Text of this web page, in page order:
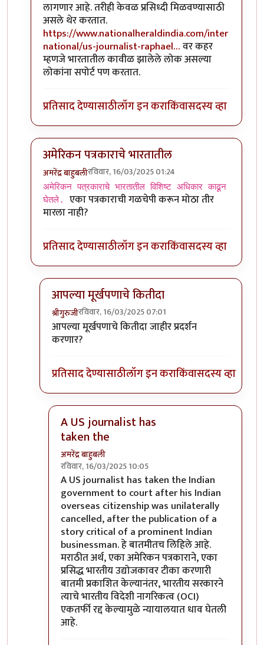
लागणार आहे. तरीही केवळ प्रसिध्दी मिळवण्यासाठी
असले थेर करतात.
https://www.nationalheraldindia.com/inter
national/us-journalist-raphael…वर कहर
म्हणजे भारतातील कावीळ झालेले लोक असल्या
लोकांना सपोर्ट पण करतात.
प्रतिसाद देण्यासाठीलॉग इन कराकिंवासदस्य व्हा
अमेरिकन पत्रकाराचे भारतातील
अमरेंद्र बाहुबलीरविवार, 16/03/2025 01:24
In reply toअमेरिकन पत्रकाराचे भारतातीलbyश्रीगुरुजी
अमेरिकन पत्रकाराचे भारतातील विशिष्ट अधिकार काढून
घेतले. एका पत्रकाराची गळचेपी करून मोठा तीर
मारला नाही?
प्रतिसाद देण्यासाठीलॉग इन कराकिंवासदस्य व्हा
आपल्या मूर्खपणाचे कितीदा
श्रीगुरुजीरविवार, 16/03/2025 07:01
In reply toअमेरिकन पत्रकाराचे भारतातील
आपल्या मूर्खपणाचे कितीदा जाहीर प्रदर्शन
करणार?
प्रतिसाद देण्यासाठीलॉग इन कराकिंवासदस्य व्हा
A US journalist has
taken the
अमरेंद्र बाहुबली
रविवार, 16/03/2025 10:05
In reply toआपल्या मूर्खपणाचे कितीदाby
A US journalist has taken the Indian
government to court after his Indian
overseas citizenship was unilaterally
cancelled, after the publication of a
story critical of a prominent Indian
businessman. हे बातमीतच लिहिले आहे.
मराठीत अर्थ, एका अमेरिकन पत्रकाराने, एका
प्रसिद्ध भारतीय उद्योजकावर टीका करणारी
बातमी प्रकाशित केल्यानंतर, भारतीय सरकारने
त्याचे भारतीय विदेशी नागरिकत्व (OCI)
एकतर्फी रद्द केल्यामुळे न्यायालयात धाव घेतली
आहे.